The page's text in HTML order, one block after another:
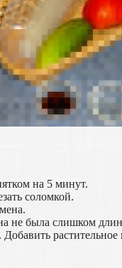
на 5 минут.
соломкой.
не была слишком